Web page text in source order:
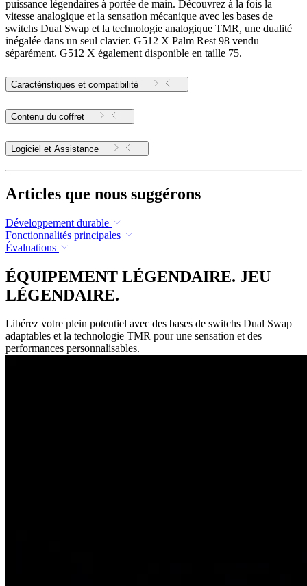
puissance légendaires à portée de main. Découvrez à la fois la
vitesse analogique et la sensation mécanique avec les bases de
switchs Dual Swap et la technologie analogique TMR, une dualité
inégalée dans un seul clavier. G512 X Palm Rest 98 vendu
séparément. G512 X également disponible en taille 75.
Caractéristiques et compatibilité
Contenu du coffret
Logiciel et Assistance
Articles que nous suggérons
Développement durable
Fonctionnalités principales
Évaluations
ÉQUIPEMENT LÉGENDAIRE. JEU
LÉGENDAIRE.
Libérez votre plein potentiel avec des bases de switchs Dual Swap
adaptables et la technologie TMR pour une sensation et des
performances personnalisables.